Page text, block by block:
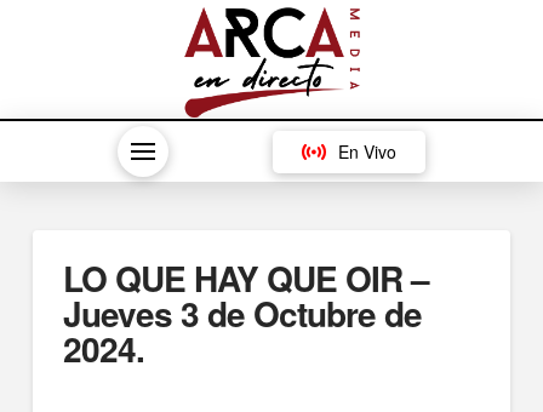
En Vivo
LO QUE HAY QUE OIR –
Jueves 3 de Octubre de
2024.